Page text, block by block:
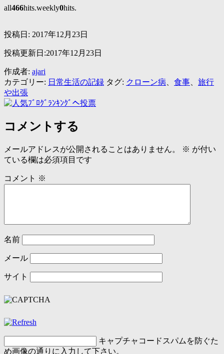
all466hits.weekly0hits.
投稿日: 2017年12月23日
投稿更新日:2017年12月23日
作成者: ajari
カテゴリー: 日常生活の記録 タグ: クローン病 食事
旅行
や出張
コメントする
メールアドレスが公開されることはありません。 ※ が付い
ている欄は必須項目です
コメント ※
名前
メール
サイト
キャプチャコード スパムを防ぐた
め画像の通りに入力して下さい。